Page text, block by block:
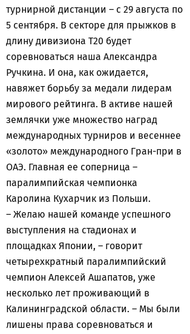
турнирной дистанции – с 29 августа по
5 сентября. В секторе для прыжков в
длину дивизиона T20 будет
соревноваться наша Александра
Ручкина. И она, как ожидается,
навяжет борьбу за медали лидерам
мирового рейтинга. В активе нашей
землячки уже множество наград
международных турниров и весеннее
«золото» международного Гран-при в
ОАЭ. Главная ее соперница –
паралимпийская чемпионка
Каролина Кухарчик из Польши.
– Желаю нашей команде успешного
выступления на стадионах и
площадках Японии, – говорит
четырехкратный паралимпийский
чемпион Алексей Ашапатов, уже
несколько лет проживающий в
Калининградской области. – Мы были
лишены права соревноваться и